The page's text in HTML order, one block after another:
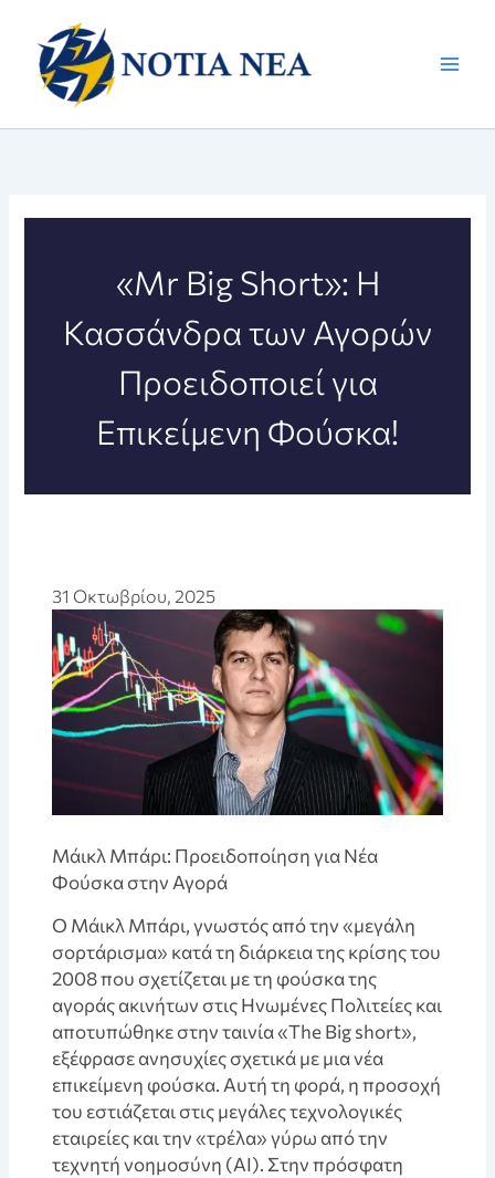
περιεχόμενο
«Mr Big Short»: Η
Κασσάνδρα των Αγορών
Προειδοποιεί για
Επικείμενη Φούσκα!
31 Οκτωβρίου, 2025
Μάικλ Μπάρι: Προειδοποίηση για Νέα
Φούσκα στην Αγορά
Ο Μάικλ Μπάρι, γνωστός από την «μεγάλη
σορτάρισμα» κατά τη διάρκεια της κρίσης του
2008 που σχετίζεται με τη φούσκα της
αγοράς ακινήτων στις Ηνωμένες Πολιτείες και
αποτυπώθηκε στην ταινία «The Big short»,
εξέφρασε ανησυχίες σχετικά με μια νέα
επικείμενη φούσκα. Αυτή τη φορά, η προσοχή
του εστιάζεται στις μεγάλες τεχνολογικές
εταιρείες και την «τρέλα» γύρω από την
τεχνητή νοημοσύνη (AI). Στην πρόσφατη